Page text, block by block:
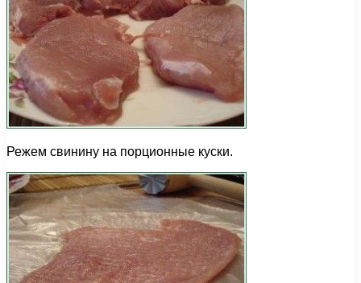
Режем свинину на порционные куски.